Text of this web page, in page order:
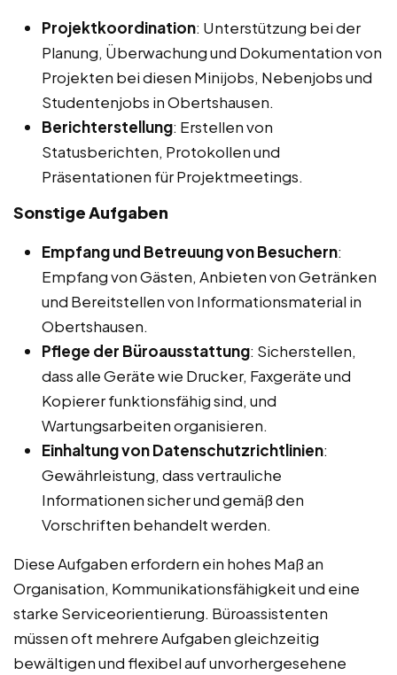
Projektkoordination: Unterstützung bei der
Planung, Überwachung und Dokumentation von
Projekten bei diesen Minijobs, Nebenjobs und
Studentenjobs in Obertshausen.
Berichterstellung: Erstellen von
Statusberichten, Protokollen und
Präsentationen für Projektmeetings.
Sonstige Aufgaben
Empfang und Betreuung von Besuchern:
Empfang von Gästen, Anbieten von Getränken
und Bereitstellen von Informationsmaterial in
Obertshausen.
Pflege der Büroausstattung: Sicherstellen,
dass alle Geräte wie Drucker, Faxgeräte und
Kopierer funktionsfähig sind, und
Wartungsarbeiten organisieren.
Einhaltung von Datenschutzrichtlinien:
Gewährleistung, dass vertrauliche
Informationen sicher und gemäß den
Vorschriften behandelt werden.
Diese Aufgaben erfordern ein hohes Maß an
Organisation, Kommunikationsfähigkeit und eine
starke Serviceorientierung. Büroassistenten
müssen oft mehrere Aufgaben gleichzeitig
bewältigen und flexibel auf unvorhergesehene